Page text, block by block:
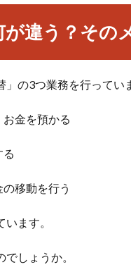
違う？その
の3つ業務を行ってい
金を預かる
る
移動を行う
ます。
しょうか。